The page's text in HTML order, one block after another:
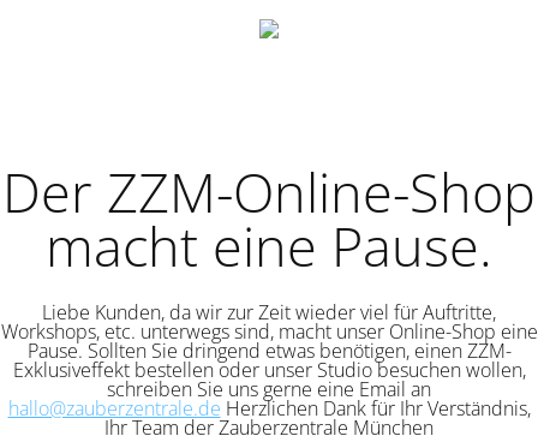
Der ZZM-Online-Shop
macht eine Pause.
Liebe Kunden, da wir zur Zeit wieder viel für Auftritte,
Workshops, etc. unterwegs sind, macht unser Online-Shop eine
Pause. Sollten Sie dringend etwas benötigen, einen ZZM-
Exklusiveffekt bestellen oder unser Studio besuchen wollen,
schreiben Sie uns gerne eine Email an
hallo@zauberzentrale.de Herzlichen Dank für Ihr Verständnis,
Ihr Team der Zauberzentrale München